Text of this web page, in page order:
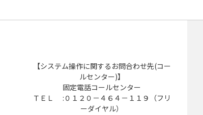
【システム操作に関するお問合わせ先(コー
ルセンター)】
固定電話コールセンター
ＴＥＬ :０１２０－４６４－１１９（フリ
ーダイヤル）